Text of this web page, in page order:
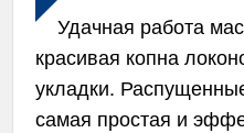
Удачная работа
красивая копна
укладки.
самая простая и